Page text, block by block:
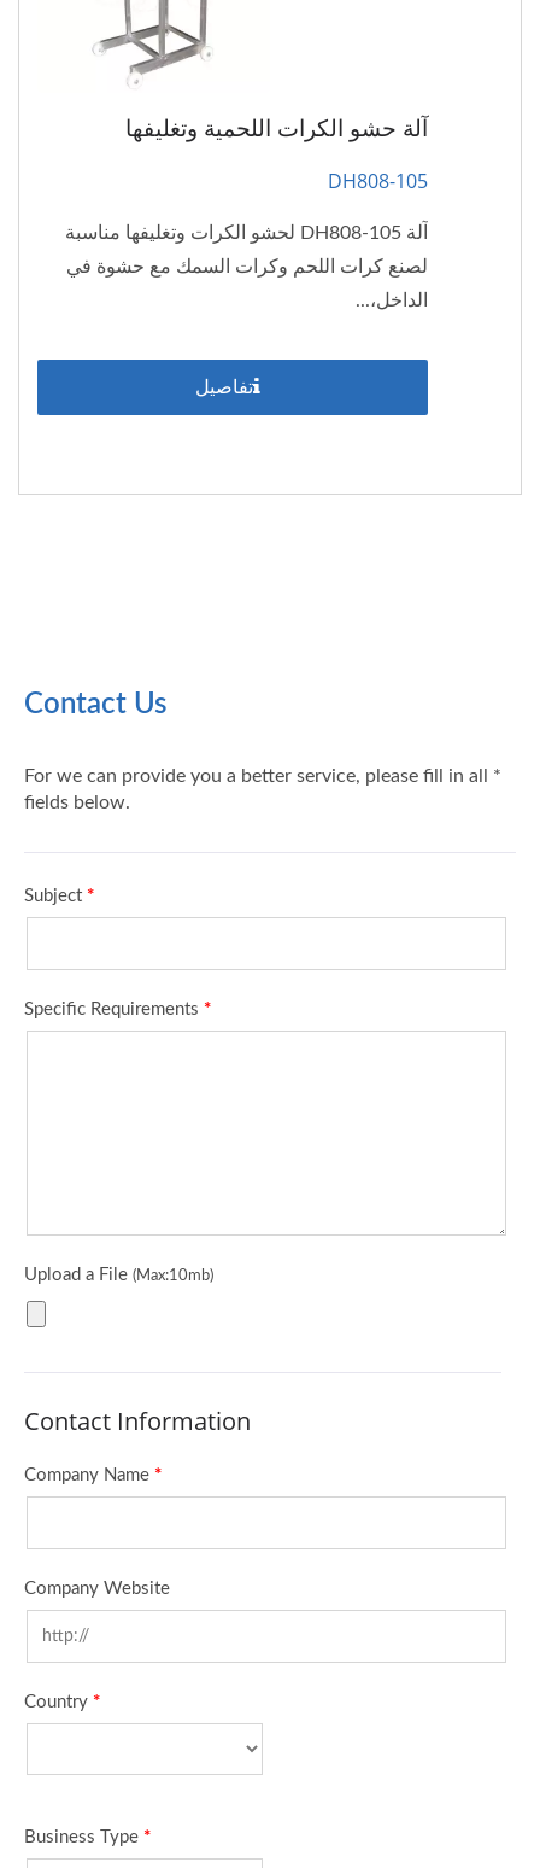
آلة حشو الكرات اللحمية وتغليفها
DH808-105
آلة DH808-105 لحشو الكرات وتغليفها مناسبة
لصنع كرات اللحم وكرات السمك مع حشوة في
الداخل،...
تفاصيل